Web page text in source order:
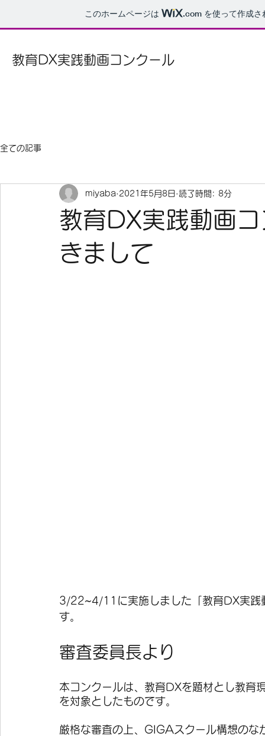
このホームページは .com を使って作成
教育DX実践動画コンクール
全ての記事
教育DX実践動画
きまして
miyaba 2021年5月8日 読了時間: 8分
3/22~4/11に実施しました「教育DX実践
す。
審査委員長より
本コンクールは、教育DXを題材とし教育
を対象としたものです。
厳格な審査の上、GIGAスクール構想のな